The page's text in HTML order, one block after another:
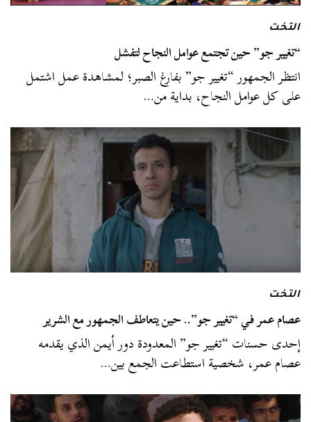
التخت
“تغيير جو” حين تجتمع عوامل النجاح لتفشل
انتظر الجمهور “تغيير جو” بفارغ الصبر؛ لمشاهدة عمل اشتمل
على كل عوامل النجاح، بداية من…
التخت
عصام عمر في “تغيير جو”.. حين يتعاطف الجمهور مع الشرير
إحدى حسنات “تغيير جو” المعدودة دور أيمن الذي يقدمه
عصام عمر، شخصية استطاعت الجمع بين…